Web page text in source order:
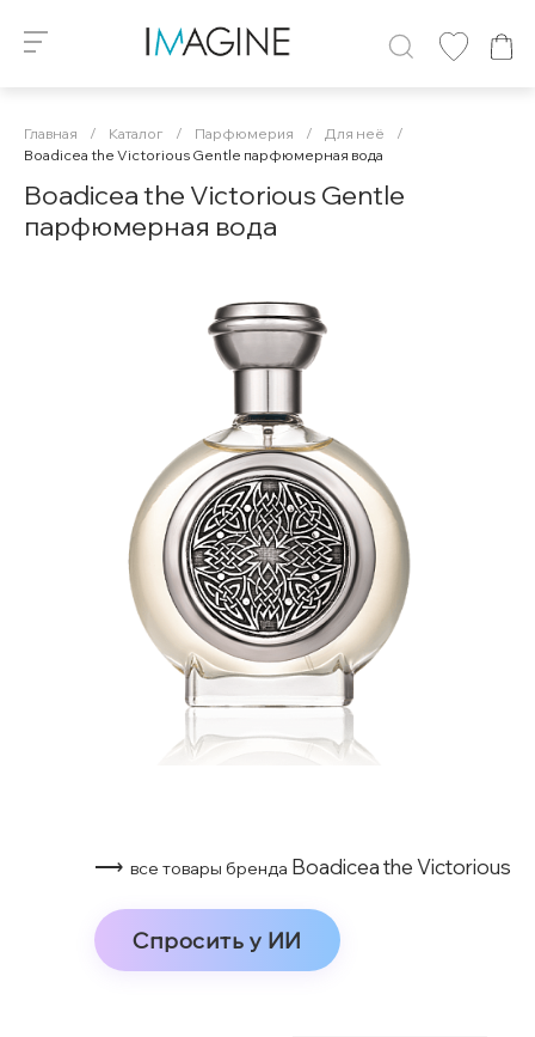
Главная / Каталог / Парфюмерия / Для неё
/
Boadicea the Victorious Gentle парфюмерная вода
Boadicea the Victorious Gentle
парфюмерная вода
⟶ все товары бренда Boadicea the Victorious
Спросить у ИИ